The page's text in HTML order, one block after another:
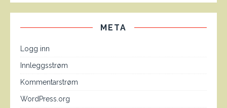
META
Logg inn
Innleggsstrøm
Kommentarstrøm
WordPress.org